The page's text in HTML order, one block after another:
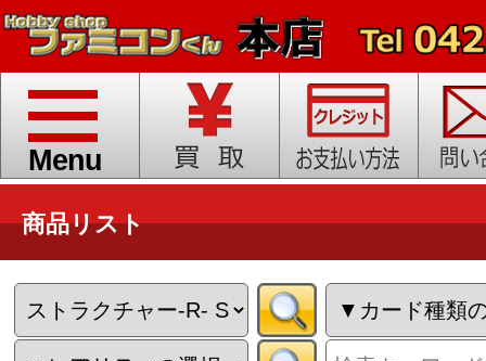
toggle
navigation
Menu
商品リスト